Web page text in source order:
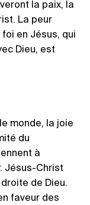
la paix, la
La peur
en Jésus, qui
Dieu, est
monde, la joie
du
à
Jésus-Christ
de Dieu.
faveur des